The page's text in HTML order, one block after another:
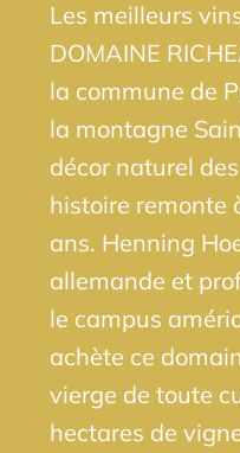
Les meilleurs
DOMAINE
la commune de
la montagne
décor naturel
histoire remonte
ans. Henning
allemande et
le campus
achète ce
vierge de toute
hectares de